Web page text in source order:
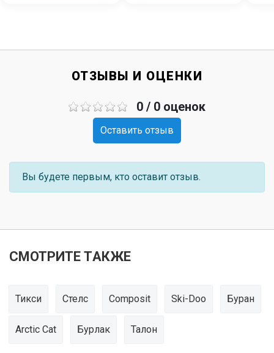
ОТЗЫВЫ И ОЦЕНКИ
0 / 0 оценок
Оставить отзыв
Вы будете первым, кто оставит отзыв.
СМОТРИТЕ ТАКЖЕ
Тикси Стелс Composit Ski-Doo Буран
Arctic Cat Бурлак Талон